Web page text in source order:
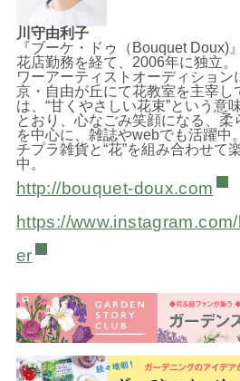
川守由利子
『ブーケ・ドゥ（Bouquet Doux)
花店勤務を経て、2006年に独立
ワーアーティストオーディション
京・自由が丘にて花教室を主宰し
は、“甘くやさしい花束”という意
とおり、心なごみ笑顔になる、柔
を中心に、雑誌やwebでも活躍中
チプラ雑貨と“花”を組み合わせて
中。
http://bouquet-doux.com
https://
er